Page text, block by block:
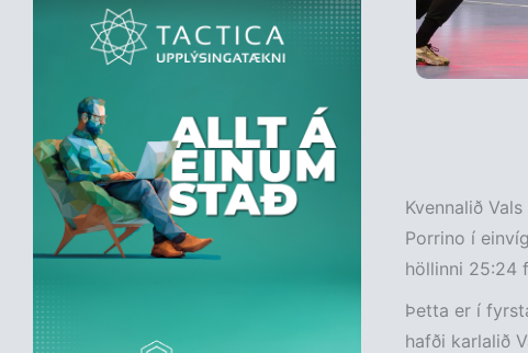
Kvennalið
Porrino í
höllinni 25:24
Þetta er í
hafði karlalið